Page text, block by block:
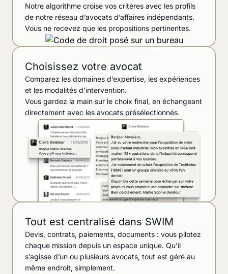
Notre algorithme croise vos critères avec les profils
de notre réseau d’avocats d’affaires indépendants.
Vous ne recevez que les propositions pertinentes.
Choisissez votre avocat
Comparez les domaines d’expertise, les expériences
et les modalités d’intervention.
Vous gardez la main sur le choix final, en échangeant
directement avec les avocats présélectionnés.
Tout est centralisé dans SWIM
Devis, contrats, paiements, documents : vous pilotez
chaque mission depuis un espace unique. Qu’il
s’agisse d’un ou plusieurs avocats, tout est géré au
même endroit, simplement.